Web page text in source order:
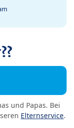
und Papas. Bei
Elternservice.